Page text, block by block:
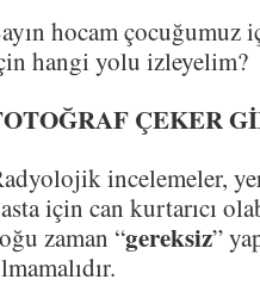
hocam çocuğumuz
hangi yolu izleyelim?
ÇEKER
incelemeler,
için can kurtarıcı
zaman “gereksiz”